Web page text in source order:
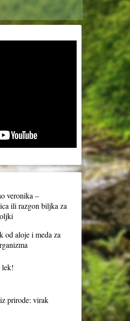
veronika –
ili razgon biljka za
od aloje i meda za
lek!
prirode: virak